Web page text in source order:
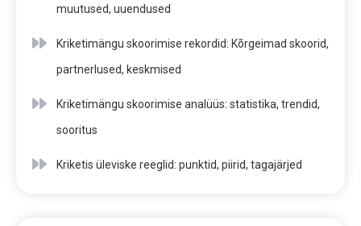
muutused, uuendused
Kriketimängu skoorimise rekordid: Kõrgeimad skoorid,
partnerlused, keskmised
Kriketimängu skoorimise analüüs: statistika, trendid,
sooritus
Kriketis üleviske reeglid: punktid, piirid, tagajärjed